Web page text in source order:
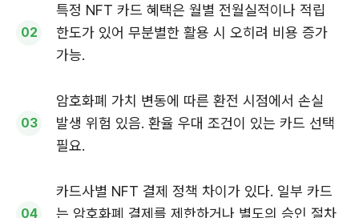
특정 NFT 카드 혜택은 월별 전월실적이나 적립
한도가 있어 무분별한 활용 시 오히려 비용 증가
가능.
암호화폐 가치 변동에 따른 환전 시점에서 손실
발생 위험 있음. 환율 우대 조건이 있는 카드 선택
필요.
카드사별 NFT 결제 정책 차이가 있다. 일부 카드
는 암호화폐 결제를 제한하거나 별도의 승인 절차